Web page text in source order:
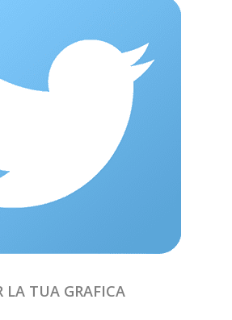
LA TUA GRAFICA